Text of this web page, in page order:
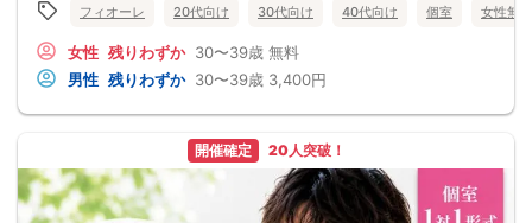
フィオーレ 20代向け 30代向け 40代向け 個室 女性無料
女性 残りわずか 30〜39歳 無料
男性 残りわずか 30〜39歳 3,400円
開催確定 20人突破！